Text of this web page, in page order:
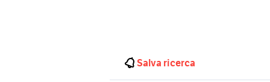
Salva ricerca